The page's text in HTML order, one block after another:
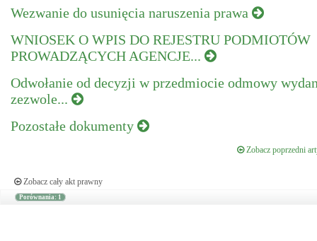
Wezwanie do usunięcia naruszenia prawa
WNIOSEK O WPIS DO REJESTRU PODMIOTÓW
PROWADZĄCYCH AGENCJE...
Odwołanie od decyzji w przedmiocie odmowy
zezwole...
Pozostałe dokumenty
Zobacz poprzedni
Zobacz cały akt prawny
Porównania: 1